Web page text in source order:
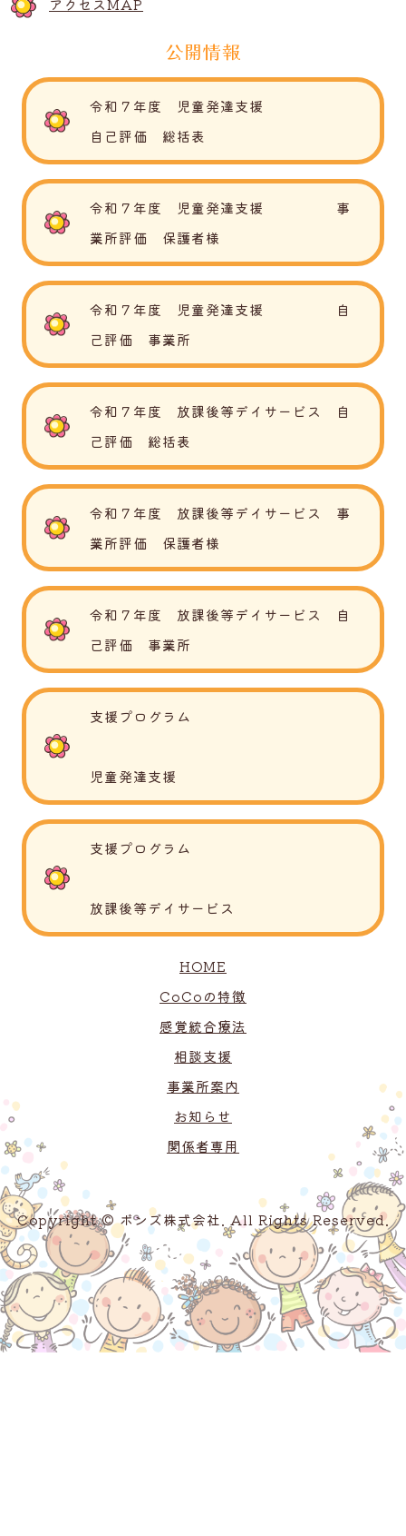
アクセスMAP
公開情報
令和７年度 児童発達支援
自己評価 総括表
令和７年度 児童発達支援 事
業所評価 保護者様
令和７年度 児童発達支援 自
己評価 事業所
令和７年度 放課後等デイサービス 自
己評価 総括表
令和７年度 放課後等デイサービス 事
業所評価 保護者様
令和７年度 放課後等デイサービス 自
己評価 事業所
支援プログラム
児童発達支援
支援プログラム
放課後等デイサービス
HOME
CoCoの特徴
感覚統合療法
相談支援
事業所案内
お知らせ
関係者専用
Copyright © ボンズ株式会社. All Rights Reserved.